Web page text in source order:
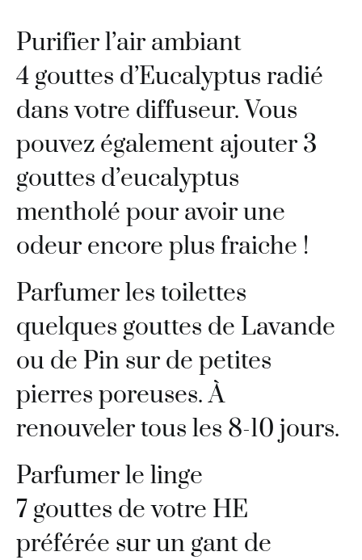
Purifier l’air ambiant
4 gouttes d’Eucalyptus radié
dans votre diffuseur. Vous
pouvez également ajouter 3
gouttes d’eucalyptus
mentholé pour avoir une
odeur encore plus fraiche !
Parfumer les toilettes
quelques gouttes de Lavande
ou de Pin sur de petites
pierres poreuses. À
renouveler tous les 8-10 jours.
Parfumer le linge
7 gouttes de votre HE
préférée sur un gant de